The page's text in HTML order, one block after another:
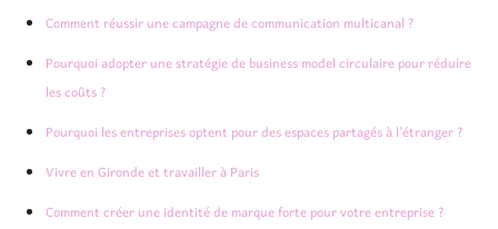
Comment réussir une campagne de communication multicanal ?
Pourquoi adopter une stratégie de business model circulaire pour réduire
les coûts ?
Pourquoi les entreprises optent pour des espaces partagés à l’étranger ?
Vivre en Gironde et travailler à Paris
Comment créer une identité de marque forte pour votre entreprise ?